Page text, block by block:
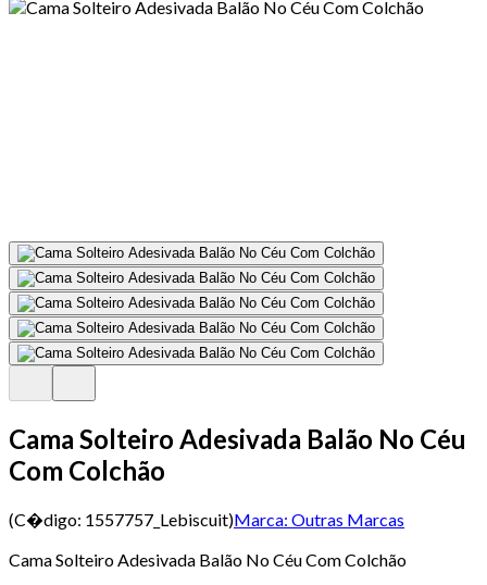
Cama Solteiro Adesivada Balão No Céu
Com Colchão
(C�digo: 1557757_Lebiscuit)Marca: Outras Marcas
Cama Solteiro Adesivada Balão No Céu Com Colchão